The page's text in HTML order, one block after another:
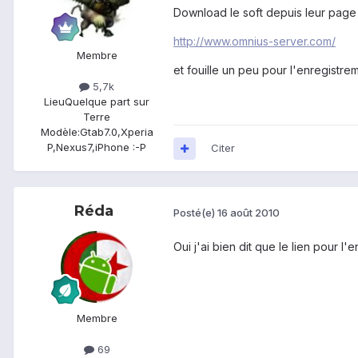
Membre
5,7k
LieuQuelque part sur
Terre
Modèle:Gtab7.0,Xperia
P,Nexus7,iPhone :-P
Download le soft depuis leur
http://www.omnius-server.com/
et fouille un peu pour
Citer
Réda
Membre
69
Posté(e) 16 août 2010
Oui j'ai bien dit que le lien pour